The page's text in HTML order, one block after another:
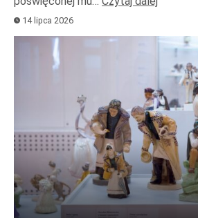
14 lipca 2026
Odtwarzacz